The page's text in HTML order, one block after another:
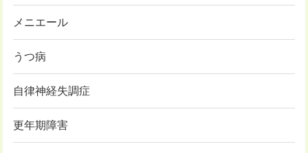
メニエール
うつ病
自律神経失調症
更年期障害